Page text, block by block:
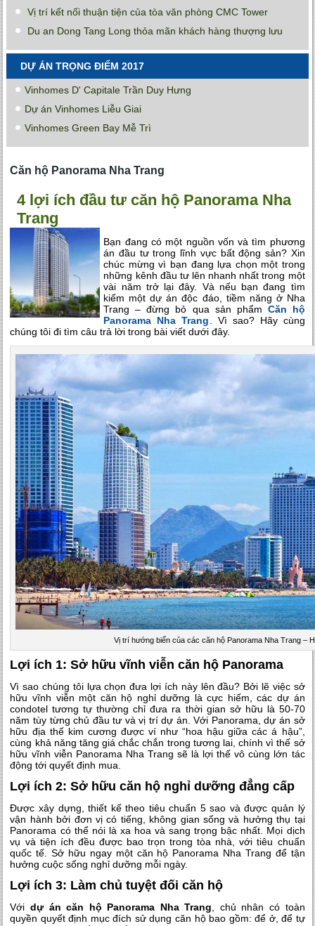
Vị trí kết nối thuận tiện của tòa văn phòng CMC Tower
Du an Dong Tang Long thỏa mãn khách hàng thượng lưu
DỰ ÁN TRỌNG ĐIỂM 2017
Vinhomes D' Capitale Trần Duy Hưng
Dự án Vinhomes Liễu Giai
Vinhomes Green Bay Mễ Trì
Căn hộ Panorama Nha Trang
4 lợi ích đầu tư căn hộ Panorama Nha
Trang
Bạn đang có một nguồn vốn và tìm phương
án đầu tư trong lĩnh vực bất động sản? Xin
chúc mừng vì bạn đang lựa chọn một trong
những kênh đầu tư lên nhanh nhất trong một
vài năm trở lại đây. Và nếu bạn đang tìm
kiếm một dự án độc đáo, tiềm năng ở Nha
Trang – đừng bỏ qua sản phẩm Căn hộ
Panorama Nha Trang. Vì sao? Hãy cùng
chúng tôi đi tìm câu trả lời trong bài viết dưới đây.
Vị trí hướng biển của các căn hộ Panorama Nha Trang –
Lợi ích 1: Sở hữu vĩnh viễn căn hộ Panorama
Vì sao chúng tôi lựa chọn đưa lợi ích này lên đầu? Bởi lẽ việc sở
hữu vĩnh viễn một căn hộ nghỉ dưỡng là cực hiếm, các dự án
condotel tương tự thường chỉ đưa ra thời gian sở hữu là 50-70
năm tùy từng chủ đầu tư và vị trí dự án. Với Panorama, dự án sở
hữu địa thế kim cương được ví như “hoa hậu giữa các á hậu”,
cùng khả năng tăng giá chắc chắn trong tương lai, chính vì thế sở
hữu vĩnh viễn Panorama Nha Trang sẽ là lợi thế vô cùng lớn tác
động tới quyết định mua.
Lợi ích 2: Sở hữu căn hộ nghỉ dưỡng đẳng cấp
Được xây dựng, thiết kế theo tiêu chuẩn 5 sao và được quản lý
vận hành bởi đơn vị có tiếng, không gian sống và hưởng thụ tại
Panorama có thể nói là xa hoa và sang trọng bậc nhất. Mọi dịch
vụ và tiện ích đều được bao trọn trong tòa nhà, với tiêu chuẩn
quốc tế. Sở hữu ngay một căn hộ Panorama Nha Trang để tận
hưởng cuộc sống nghỉ dưỡng mỗi ngày.
Lợi ích 3: Làm chủ tuyệt đối căn hộ
Vớidự án căn hộ Panorama Nha Trang , chủ nhân có toàn
quyền quyết định mục đích sử dụng căn hộ bao gồm: để ở, để tự